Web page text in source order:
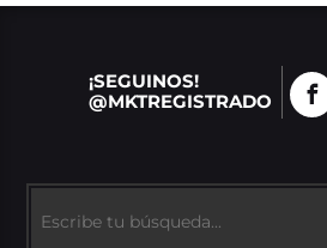
¡SEGUINOS!
@MKTREGISTRADO